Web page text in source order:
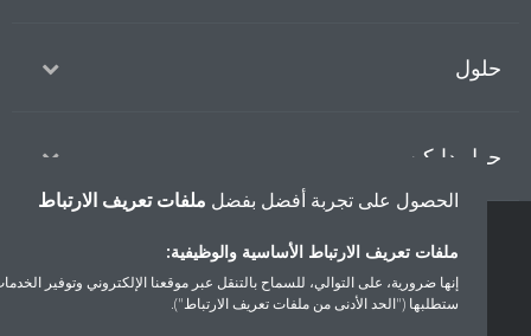
دايكن
إشعار ملف تعريف الارتباط
سياسة خصوصية البيانات
أخلاقيات الشركة
الحصول على تجربة أفضل بفضلملفات تعريف الارتباط
ملفات تعريف الارتباط الأساسية والوظيفية:
إنها ضرورية، على التوالي، للسماح بالتنقل عبر موقعنا الإلكتروني وتوفير الخدمات التي
ستطلبها ("الحد الأدنى من ملفات تعريف الارتباط").